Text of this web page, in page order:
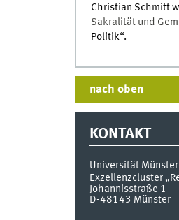
Christian Schmitt
Sakralität und
Politik“.
nach oben
KONTAKT
Universität Münster
Exzellenzcluster
Johannisstraße 1
D-48143 Münster